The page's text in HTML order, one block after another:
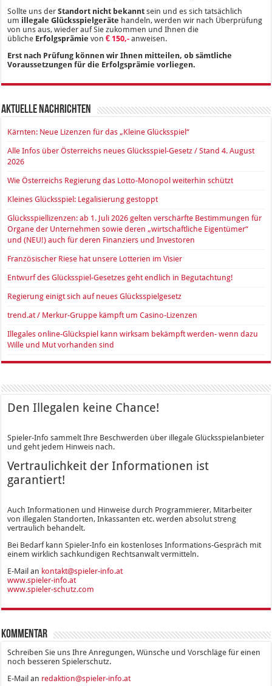
Sollte uns derStandort nicht bekanntsein und es sich tatsächlich
um illegale Glücksspielgeräte handeln, werden wir nach Überprüfung
von uns aus, wieder auf Sie zukommen und Ihnen die
übliche Erfolgsprämievon € 150,- anweisen.
Erst nach Prüfung können wir Ihnen mitteilen, ob sämtliche
Voraussetzungen für die Erfolgsprämie vorliegen.
Aktuelle Nachrichten
Kärnten: Neue Lizenzen für das „Kleine Glücksspiel“
Alle Infos über Österreichs neues Glücksspiel-Gesetz / Stand 4. August
2026
Wie Österreichs Regierung das Lotto-Monopol weiterhin schützt
Kleines Glücksspiel: Legalisierung gestoppt
Glücksspiellizenzen: ab 1. Juli 2026 gelten verschärfte Bestimmungen für
Organe der Unternehmen sowie deren „wirtschaftliche Eigentümer“
und (NEU!) auch für deren Finanziers und Investoren
Französischer Riese hat unsere Lotterien im Visier
Entwurf des Glücksspiel-Gesetzes geht endlich in Begutachtung!
Regierung einigt sich auf neues Glücksspielgesetz
trend.at / Merkur-Gruppe kämpft um Casino-Lizenzen
Illegales online-Glückspiel kann wirksam bekämpft werden- wenn dazu
Wille und Mut vorhanden sind
Den Illegalen keine Chance!
Spieler-Info sammelt Ihre Beschwerden über illegale Glücksspielanbieter
und geht jedem Hinweis nach.
Vertraulichkeit der Informationen ist
garantiert!
Auch Informationen und Hinweise durch Programmierer, Mitarbeiter
von illegalen Standorten, Inkassanten etc. werden absolut streng
vertraulich behandelt.
Bei Bedarf kann Spieler-Info ein kostenloses Informations-Gespräch mit
einem wirklich sachkundigen Rechtsanwalt vermitteln.
E-Mail an kontakt@spieler-info.at
www.spieler-info.at
www.spieler-schutz.com
Kommentar
Schreiben Sie uns Ihre Anregungen, Wünsche und Vorschläge für einen
noch besseren Spielerschutz.
E-Mail an redaktion@spieler-info.at